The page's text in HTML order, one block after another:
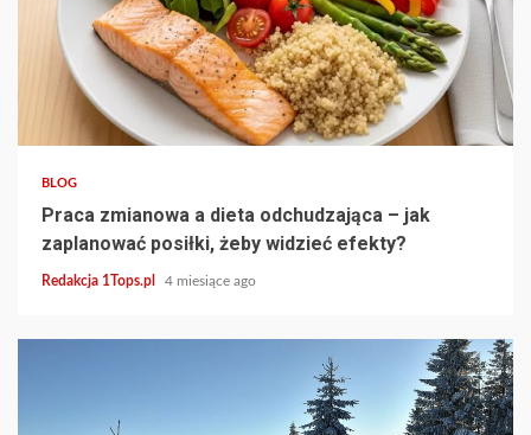
3 min read
BLOG
Praca zmianowa a dieta odchudzająca – jak
zaplanować posiłki, żeby widzieć efekty?
Redakcja 1Tops.pl 4 miesiące ago